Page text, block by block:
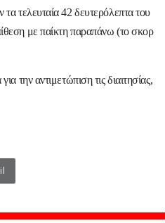
τελευταία 42 δευτερόλεπτα του
με παίκτη παραπάνω (το σκορ
την αντιμετώπιση τις διαιτησίας,